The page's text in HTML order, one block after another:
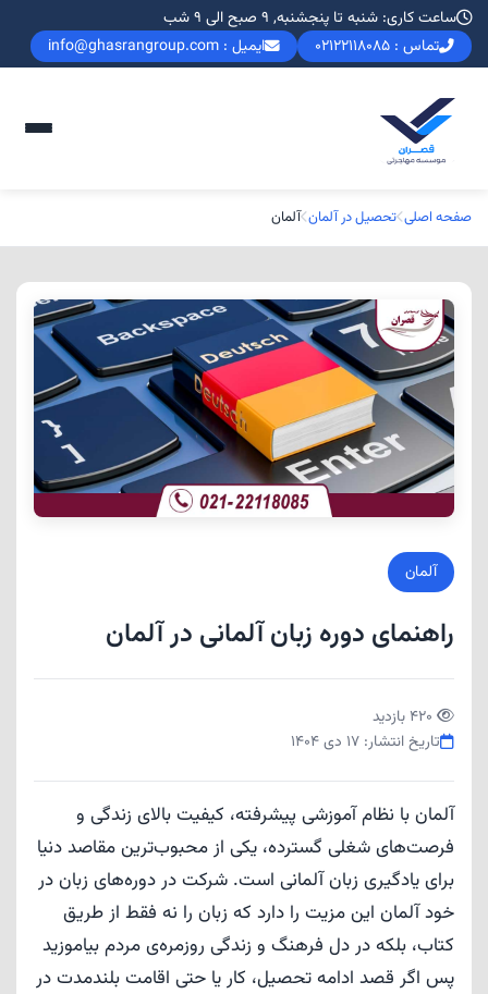
ساعت کاری: شنبه تا پنجشنبه, 9 صبح الی 9 شب
تماس : 02122118085 ایمیل : info@ghasrangroup.com
صفحه اصلی تحصیل در آلمان آلمان
آلمان
راهنمای دوره زبان آلمانی در آلمان
420 بازدید
تاریخ انتشار: 17 دی 1404
آلمان با نظام آموزشی پیشرفته، کیفیت بالای زندگی و
فرصت‌های شغلی گسترده، یکی از محبوب‌ترین مقاصد دنیا
برای یادگیری زبان آلمانی است. شرکت در دوره‌های زبان در
خود آلمان این مزیت را دارد که زبان را نه فقط از طریق
کتاب، بلکه در دل فرهنگ و زندگی روزمره‌ی مردم بیاموزید
پس اگر قصد ادامه تحصیل، کار یا حتی اقامت بلندمدت در